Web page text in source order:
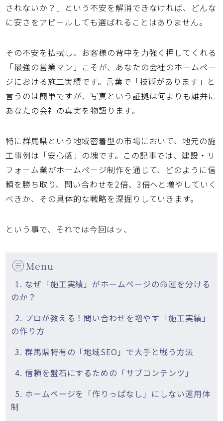
されないか？」という不安を解消できなければ、どんな
に安さをアピールしても選ばれることはありません。
その不安を払拭し、お客様の背中を力強く押してくれる
「最強の営業マン」こそが、あなたの会社のホームペー
ジにおける施工実績です。言葉で「技術があります」と
言うのは簡単ですが、写真という証拠は何よりも雄弁に
あなたの会社の真実を物語ります。
特に群馬県という地域密着型の市場において、地元の施
工事例は「安心感」の塊です。この記事では、建設・リ
フォーム業がホームページ制作を通じて、どのように信
頼を勝ち取り、問い合わせを2倍、3倍へと増やしていく
べきか、その具体的な戦略を深掘りしていきます。
という事で、それでは今回はッ、
Menu
1. なぜ「施工実績」がホームページの命運を分ける
のか？
2. プロが教える！問い合わせを増やす「施工実績」
の作り方
3. 群馬県特有の「地域SEO」で大手と戦う方法
4. 信頼を盤石にするための「サブコンテンツ」
5. ホームページを「作りっぱなし」にしない運用体
制